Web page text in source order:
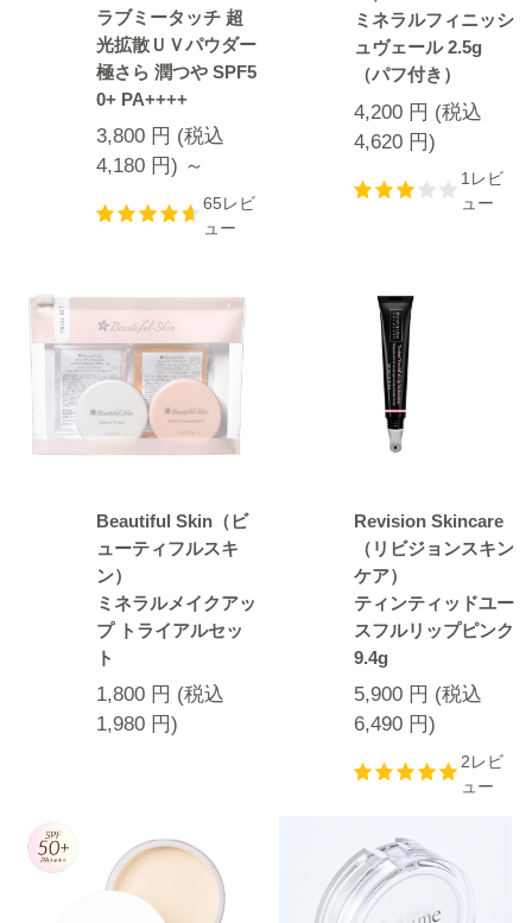
ラブミータッチ 超
光拡散ＵＶパウダー
極さら 潤つや SPF5
0+ PA++++
3,800 円 (税込
4,180 円) ～
65レビ
ュー
ミネラルフィニッシ
ュヴェール 2.5g
（パフ付き）
4,200 円 (税込
4,620 円)
1レビ
ュー
Beautiful Skin（ビ
ューティフルスキ
ン）
ミネラルメイクアッ
プ トライアルセッ
ト
1,800 円 (税込
1,980 円)
Revision Skincare
（リビジョンスキン
ケア）
ティンティッドユー
スフルリップピンク
9.4g
5,900 円 (税込
6,490 円)
2レビ
ュー